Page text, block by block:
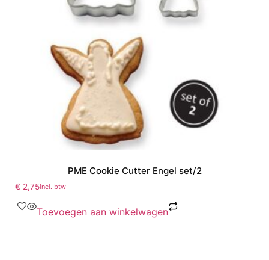
PME Cookie Cutter Engel set/2
€ 2,75incl. btw
Toevoegen aan winkelwagen